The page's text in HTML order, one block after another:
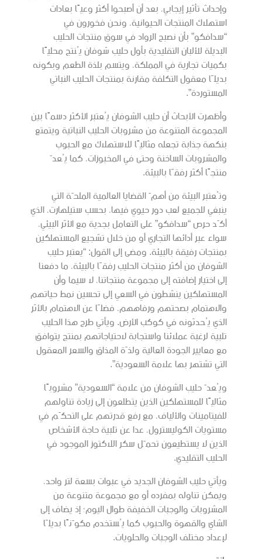
وإحداث تأثير إيجابي، بعد أن أصبحوا أكثر وعيًا بعادات
استهلاك المنتجات الحيوانية، ونحن فخورون في
“سدافكو” بأن نصبح الرواد في سوق منتجات الحليب
البديلة للألبان التقليدية بأول حليب شوفان يُنتج محليًا
بكميات تجارية في المملكة، ويتسم بلذة الطعم وبكونه
بديلًا معقول التكلفة مقارنة بمنتجات الحليب النباتي
المستوردة”.
وأظهرت الأبحاث أن حليب الشوفان يُعتبر الأكثر دسمًا بين
المجموعة المتنوعة من مشروبات الحليب النباتية ويتمتع
بنكهة جذابة تجعله مثاليًا للاستهلاك مع الحبوب
والمشروبات الساخنة وحتى في المخبوزات، كما يُعدّ
منتجًا أكثر رفقًا بالبيئة.
وتُعتبر البيئة من أهمّ القضايا العالمية الملحّة التي
ينبغي للجميع لعب دور حيوي فيها، بحسب ستيلهارت، الذي
أكّد حرص “سدافكو” على التعامل بجدية مع الأثر البيئي،
سواء عبر أدائها التجاري أو من خلال تشجيع المستهلكين
بمنتجات رفيقة بالبيئة. ومضى إلى القول: “يعتبر حليب
الشوفان من أكثر منتجات الحليب رفقًا بالبيئة، ما دفعنا
إلى اختيار إضافته إلى مجموعة منتجاتنا، لا سيما وأن
المستهلكين ينشطون في السعي إلى تحسين نمط حياتهم
والاهتمام بصحتهم ورفاههم، فضلًا عن الاهتمام بالأثر
الذي يُحدثونه في كوكب الأرض. ويأتي طرح هذا الحليب
تلبية لرغبة عملائنا واستجابة لاحتياجاتهم بمنتج يتوافق
مع معايير الجودة العالية ولذّة المذاق والسعر المعقول
التي تشتهر بها علامة السعودية”.
ويُعدّ حليب الشوفان من علامة “السعودية” مشروبًا
مثاليًا للمستهلكين الذين يتطلعون إلى زيادة تناولهم
للفيتامينات والألياف، مع رفع قدرتهم على التحكّم في
مستويات الكوليسترول، عدا عن تلبية حاجة الأشخاص
الذين لا يستطيعون تحمّل سكر اللاكتوز الموجود في
الحليب التقليدي.
ويأتي حليب الشوفان الجديد في عبوات بسعة لتر واحد،
ويمكن تناوله بمفرده أو مع مجموعة متنوعة من
المشروبات والوجبات الخفيفة طوال اليوم؛ إذ يضاف إلى
الشاي والقهوة والحبوب كما يُستخدم مكوّنًا بديلًا
لإعداد مختلف الوجبات والحلويات.